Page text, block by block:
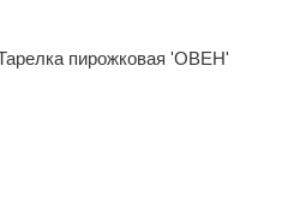
пирожковая 'ОВЕН'